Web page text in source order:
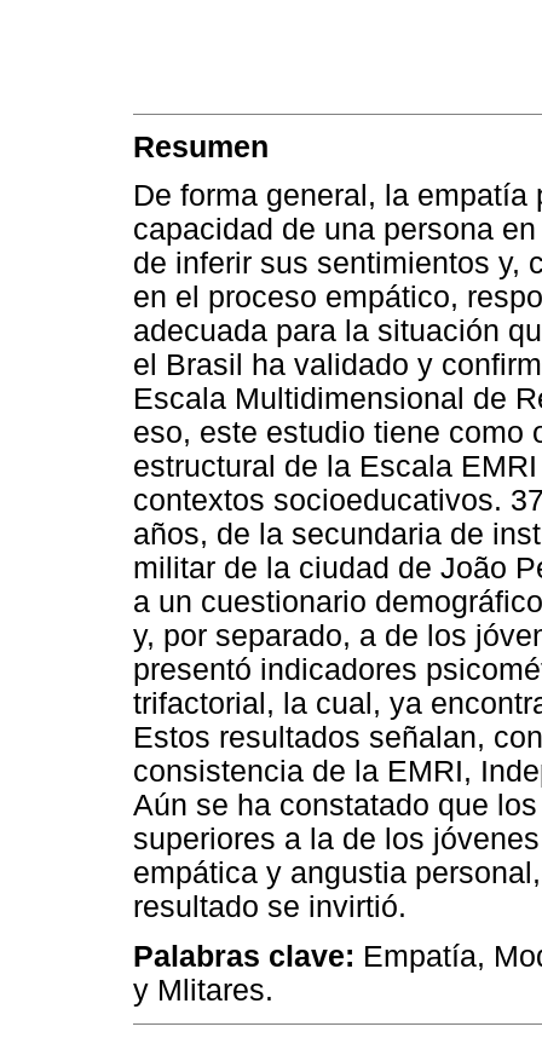
Resumen
De forma general, la
capacidad de una persona
de inferir sus sentimientos y,
en el proceso empático,
adecuada para la situación
el Brasil ha validado y
Escala Multidimensional de
eso, este estudio tiene como
estructural de la Escala
contextos socioeducativos.
años, de la secundaria de
militar de la ciudad de João
a un cuestionario
y, por separado, a de los
presentó indicadores
trifactorial, la cual, ya
Estos resultados señalan,
consistencia de la EMRI,
Aún se ha constatado que
superiores a la de los
empática y angustia
resultado se invirtió.
Palabras clave: Empatía,
y Mlitares.